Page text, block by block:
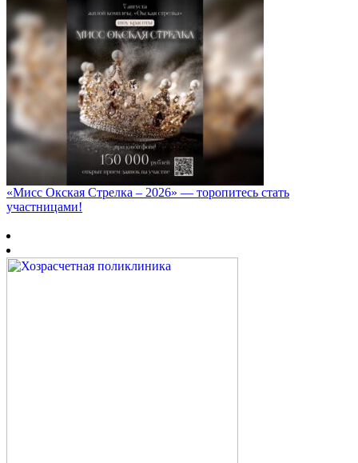
«Мисс Окская Стрелка – 2026» — торопитесь стать
участницами!